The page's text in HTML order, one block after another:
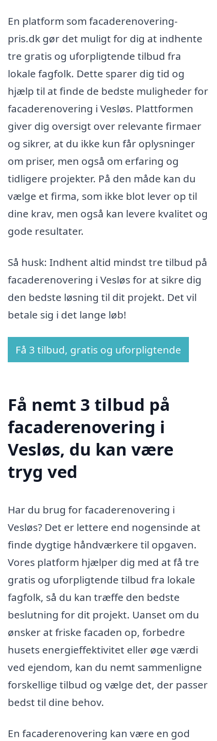
En platform som facaderenovering-
pris.dk gør det muligt for dig at indhente
tre gratis og uforpligtende tilbud fra
lokale fagfolk. Dette sparer dig tid og
hjælp til at finde de bedste muligheder for
facaderenovering i Vesløs. Plattformen
giver dig oversigt over relevante firmaer
og sikrer, at du ikke kun får oplysninger
om priser, men også om erfaring og
tidligere projekter. På den måde kan du
vælge et firma, som ikke blot lever op til
dine krav, men også kan levere kvalitet og
gode resultater.
Så husk: Indhent altid mindst tre tilbud på
facaderenovering i Vesløs for at sikre dig
den bedste løsning til dit projekt. Det vil
betale sig i det lange løb!
Få 3 tilbud, gratis og uforpligtende
Få nemt 3 tilbud på
facaderenovering i
Vesløs, du kan være
tryg ved
Har du brug for facaderenovering i
Vesløs? Det er lettere end nogensinde at
finde dygtige håndværkere til opgaven.
Vores platform hjælper dig med at få tre
gratis og uforpligtende tilbud fra lokale
fagfolk, så du kan træffe den bedste
beslutning for dit projekt. Uanset om du
ønsker at friske facaden op, forbedre
husets energieffektivitet eller øge værdi
ved ejendom, kan du nemt sammenligne
forskellige tilbud og vælge det, der passer
bedst til dine behov.
En facaderenovering kan være en god